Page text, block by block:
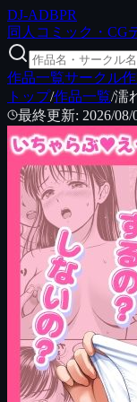
DJ-ADBPR
同人コミック・CG
作品一覧サークル
トップ/作品一覧/濡
最終更新: 2026/08/